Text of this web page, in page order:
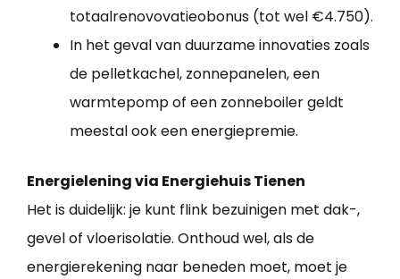
totaalrenovovatieobonus (tot wel €4.750).
In het geval van duurzame innovaties zoals
de pelletkachel, zonnepanelen, een
warmtepomp of een zonneboiler geldt
meestal ook een energiepremie.
Energielening via Energiehuis Tienen
Het is duidelijk: je kunt flink bezuinigen met dak-,
gevel of vloerisolatie. Onthoud wel, als de
energierekening naar beneden moet, moet je